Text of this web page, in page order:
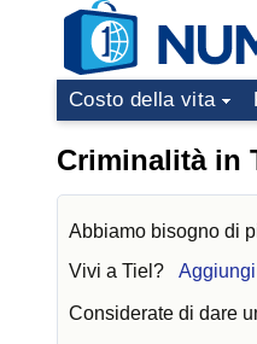
Costo della vita
Criminalità in
Abbiamo bisogno di
Vivi a Tiel ? Aggiungi
Considerate di dare